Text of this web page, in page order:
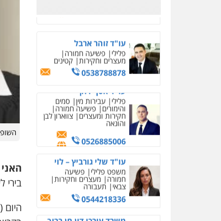
חמורה מעצרים וחקירות
צבאי תעבורה
0544218336
פלילי דיני תעבורה
וחקירות
0505078733
עו"ד קארין לגטיוי
פלילי פשיעה חמורה
מעצרים וחקירות
0507446995
משרד עורכי דין טאי
בירי